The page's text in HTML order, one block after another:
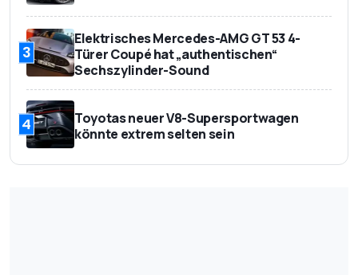
3
Elektrisches Mercedes-AMG GT 53 4-
Türer Coupé hat „authentischen“
Sechszylinder-Sound
4
Toyotas neuer V8-Supersportwagen
könnte extrem selten sein